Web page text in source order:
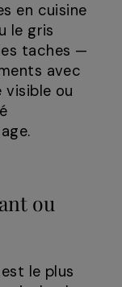
en cuisine
le gris
taches —
avec
visible ou
ou
le plus